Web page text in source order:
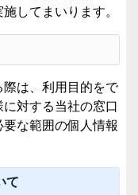
してまいります。
は、利用目的をで
対する当社の窓口
な範囲の個人情報
て